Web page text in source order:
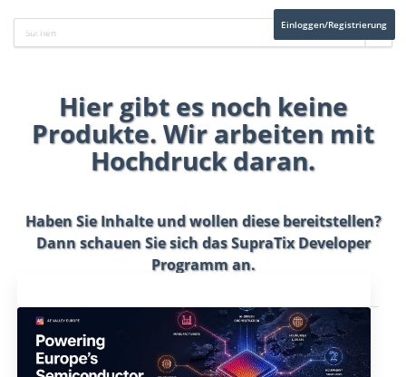
Einloggen/Registrierung
Hier gibt es noch keine
Produkte. Wir arbeiten mit
Hochdruck daran.
Haben Sie Inhalte und wollen diese bereitstellen?
Dann schauen Sie sich dasSupraTix Developer
Programman.